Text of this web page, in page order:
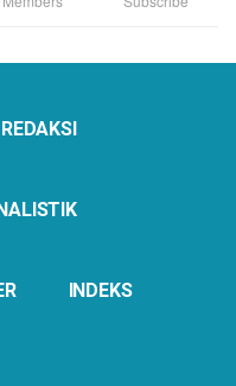
REDAKSI
INDEKS